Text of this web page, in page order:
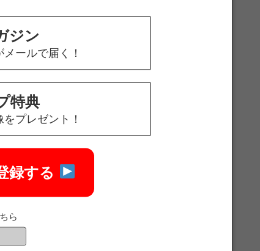
が、ご理解くださいますようお
ります。ぜひご利用くださ
ジン
ールで届く！
特典
プレゼント！
録する
ら